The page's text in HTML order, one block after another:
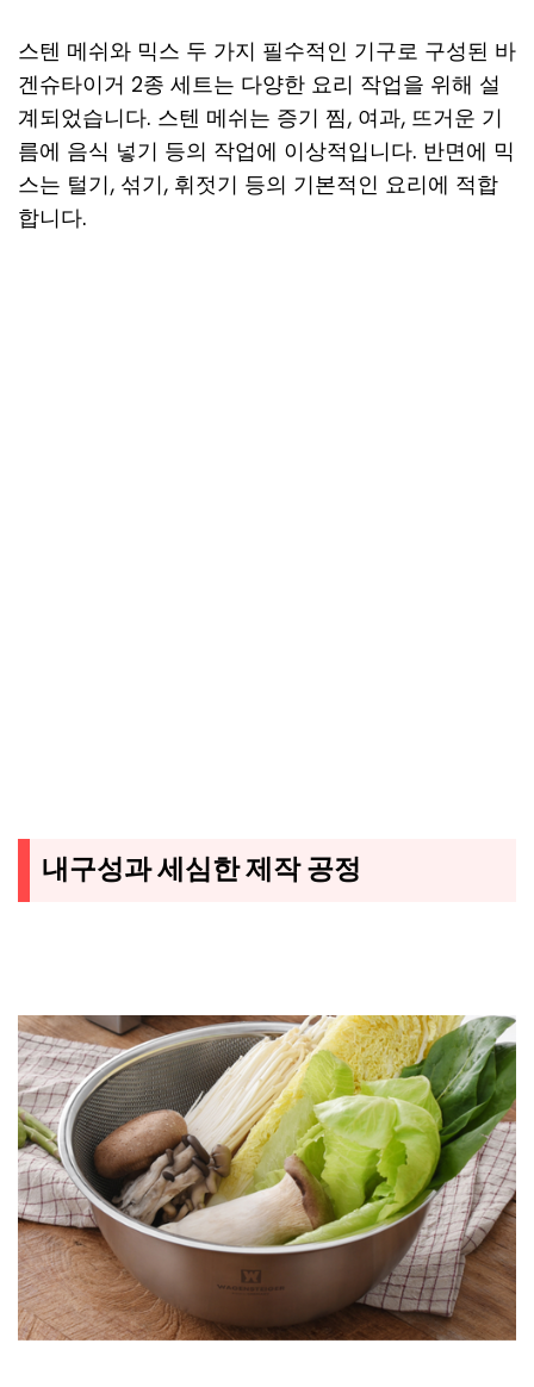
스텐 메쉬와 믹스 두 가지 필수적인 기구로 구성된 바
겐슈타이거 2종 세트는 다양한 요리 작업을 위해 설
계되었습니다. 스텐 메쉬는 증기 찜, 여과, 뜨거운 기
름에 음식 넣기 등의 작업에 이상적입니다. 반면에 믹
스는 털기, 섞기, 휘젓기 등의 기본적인 요리에 적합
합니다.
내구성과 세심한 제작 공정